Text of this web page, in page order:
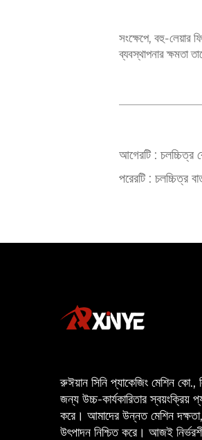
সংক্ষেপে, বহু-লেয়ার
ব্যবস্থাপনার ক্ষমতা
আগেরটি : চলচ্চিত্র
পরেরটি : চলচ্চিত্র
রুঈয়ান সিনি প্যাকেজিং মেশিন কো.,
জন্য উচ্চ-কার্যকারিতার স্বয়ংক্রিয়
করে। আমাদের উন্নত মেশিন
উৎপাদন নিশ্চিত করে। আজই